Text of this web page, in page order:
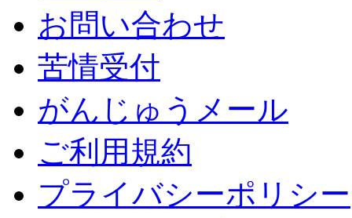
お問い合わせ
苦情受付
がんじゅうメール
ご利用規約
プライバシーポリシー